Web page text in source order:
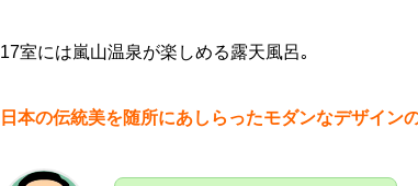
17室には嵐山温泉が楽しめる露天風呂｡
日本の伝統美を随所にあしらったモダンなデザイン